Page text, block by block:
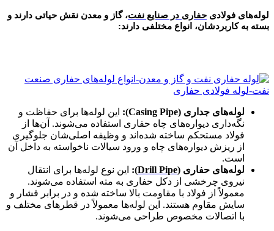
لوله‌های فولادی حفاری در صنایع نفت، گاز و معدن نقش حیاتی دارند و
بسته به کاربردشان، انواع مختلفی دارند:
لوله‌های جداری (Casing Pipe):
این لوله‌ها برای حفاظت و
نگه‌داری دیواره‌های چاه حفاری استفاده می‌شوند. آن‌ها از
فولاد مستحکم ساخته شده‌اند و وظیفه اصلی‌شان جلوگیری
از ریزش دیواره‌های چاه و ورود سیالات ناخواسته به داخل آن
است.
لوله‌های حفاری (Drill Pipe
): این نوع لوله‌ها برای انتقال
نیروی چرخشی از دکل حفاری به مته استفاده می‌شوند.
معمولاً از فولاد با مقاومت بالا ساخته شده و در برابر فشار و
سایش مقاوم هستند. این لوله‌ها معمولاً در قطرهای مختلف و
با اتصالات مخصوص طراحی می‌شوند.